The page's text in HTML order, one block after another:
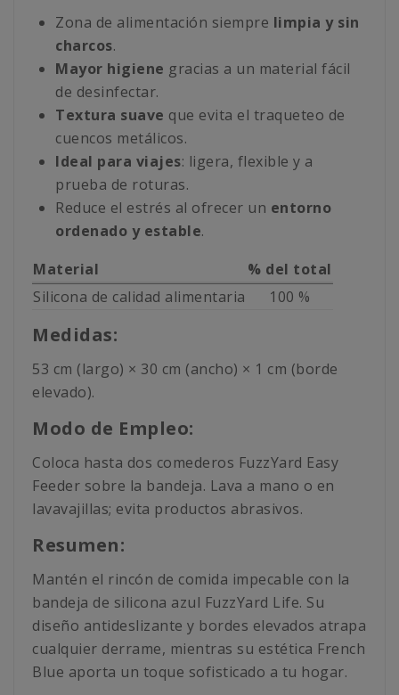
Zona de alimentación siempre limpia y sin
charcos.
Mayor higiene gracias a un material fácil
de desinfectar.
Textura suave que evita el traqueteo de
cuencos metálicos.
Ideal para viajes: ligera, flexible y a
prueba de roturas.
Reduce el estrés al ofrecer un entorno
ordenado y estable.
Material
% del total
Silicona de calidad alimentaria
100 %
Medidas:
53 cm (largo) × 30 cm (ancho) × 1 cm (borde
elevado).
Modo de Empleo:
Coloca hasta dos comederos FuzzYard Easy
Feeder sobre la bandeja. Lava a mano o en
lavavajillas; evita productos abrasivos.
Resumen:
Mantén el rincón de comida impecable con la
bandeja de silicona azul FuzzYard Life. Su
diseño antideslizante y bordes elevados atrapa
cualquier derrame, mientras su estética French
Blue aporta un toque sofisticado a tu hogar.